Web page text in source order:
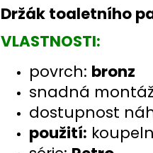
Držák toaletního
VLASTNOSTI:
povrch: bronz
snadná montáž
dostupnost
použití: